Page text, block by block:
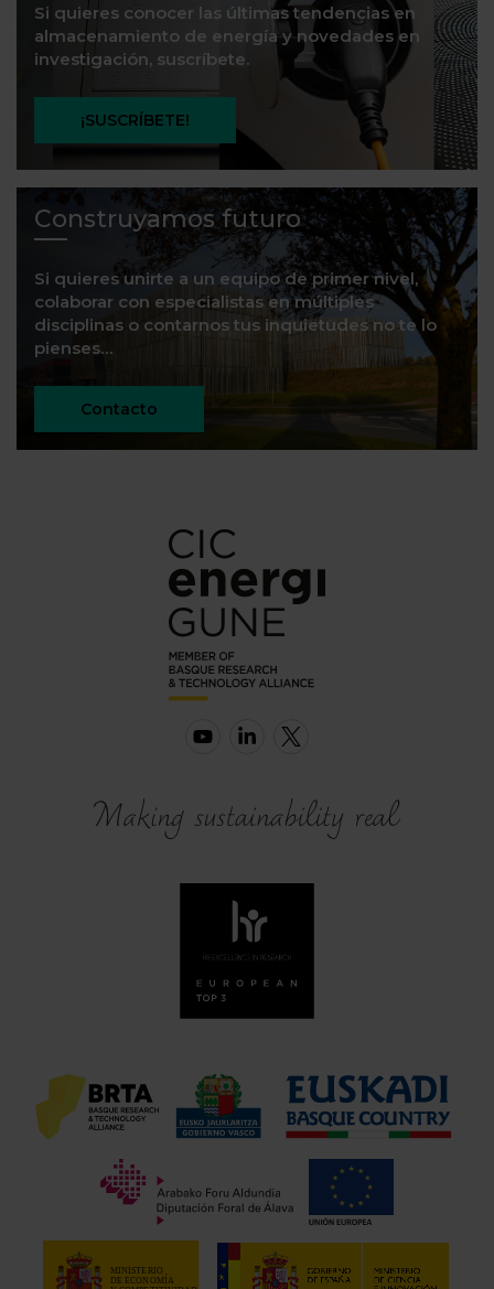
Si quieres conocer las últimas tendencias en
almacenamiento de energía y novedades en
investigación, suscríbete.
¡SUSCRÍBETE!
Construyamos futuro
Si quieres unirte a un equipo de primer nivel,
colaborar con especialistas en múltiples
disciplinas o contarnos tus inquietudes no te lo
pienses…
Contacto